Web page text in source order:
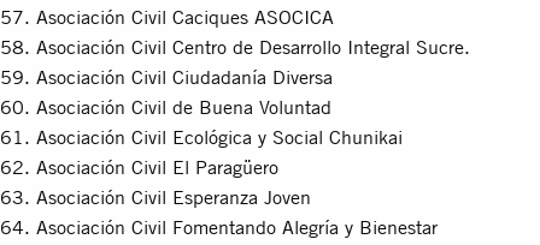
Asociación Civil Caciques ASOCICA
Asociación Civil Centro de Desarrollo Integral Sucre.
Asociación Civil Ciudadanía Diversa
Asociación Civil de Buena Voluntad
Asociación Civil Ecológica y Social Chunikai
Asociación Civil El Paragüero
Asociación Civil Esperanza Joven
Asociación Civil Fomentando Alegría y Bienestar